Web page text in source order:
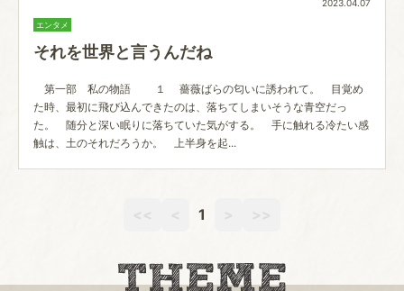
2023.04.07
エンタメ
それを世界と言うんだね
第一部 私の物語 １ 薔薇ばらの匂いに誘われて。 目覚め
た時、最初に飛び込んできたのは、落ちてしまいそうな青空だっ
た。 随分と深い眠りに落ちていた気がする。 手に触れる冷たい感
触は、土のそれだろうか。 上半身を起...
1